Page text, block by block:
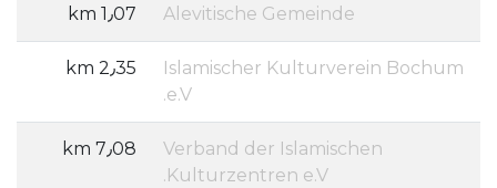
Alevitische Gemeinde 1٫07 km
Islamischer Kulturverein Bochum
e.V.
2٫35 km
Verband der Islamischen
Kulturzentren e.V.
7٫08 km